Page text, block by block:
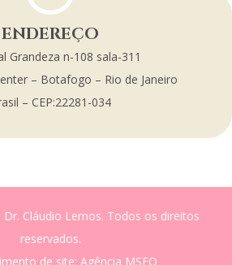
ENDEREÇO
Grandeza n-108 sala-311
– Botafogo – Rio de Janeiro
– CEP:22281-034
Cláudio Lemos. Todos os direitos
reservados.
de site: Agência MSEO